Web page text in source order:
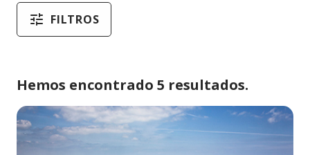
FILTROS
Hemos encontrado 5 resultados.